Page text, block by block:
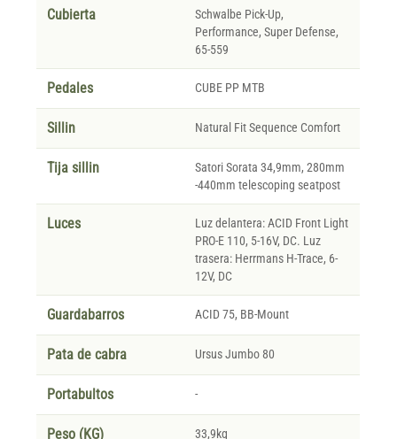
Cubierta
Schwalbe Pick-Up,
Performance, Super Defense,
65-559
Pedales CUBE PP MTB
Sillin Natural Fit Sequence Comfort
Tija sillin
Satori Sorata 34,9mm, 280mm
-440mm telescoping seatpost
Luces
Luz delantera: ACID Front Light
PRO-E 110, 5-16V, DC. Luz
trasera: Herrmans H-Trace, 6-
12V, DC
Guardabarros ACID 75, BB-Mount
Pata de cabra Ursus Jumbo 80
Portabultos -
Peso (KG) 33,9kg